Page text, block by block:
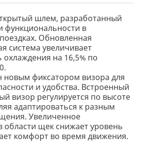
шлем, разработанный
функциональности в
Обновленная
система увеличивает
охлаждения на 16,5% по
фиксатором визора для
и удобства. Встроенный
визор регулируется по высоте
адаптироваться к разным
Увеличенное
области щек снижает уровень
комфорт во время движения.